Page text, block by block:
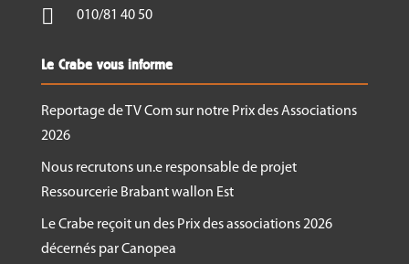
 010/81 40 50
Le Crabe vous informe
Reportage de TV Com sur notre Prix des Associations
2026
Nous recrutons un.e responsable de projet
Ressourcerie Brabant wallon Est
Le Crabe reçoit un des Prix des associations 2026
décernés par Canopea